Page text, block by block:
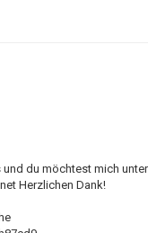
du möchtest mich
Herzlichen Dank!